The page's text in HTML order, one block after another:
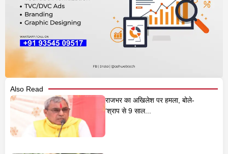
Also Read
राजभर का अखिलेश पर हमला, बोले-
‘श्राप से 9 साल...